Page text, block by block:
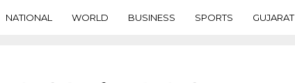
NATIONAL WORLD BUSINESS SPORTS GUJARAT